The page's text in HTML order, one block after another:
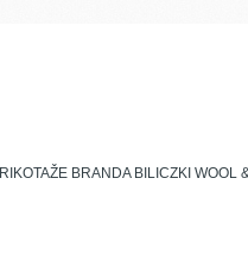
BRANDA BILICZKI WOOL